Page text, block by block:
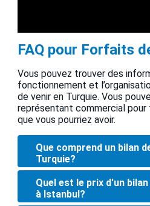
FAQ pour Forfaits
Vous pouvez trouver des
fonctionnement et
de venir en Turquie. Vous
représentant commercial
que vous pourriez avoir.
Que comprend un bilan
Turquie?
Quel est le prix d'un
à Istanbul?